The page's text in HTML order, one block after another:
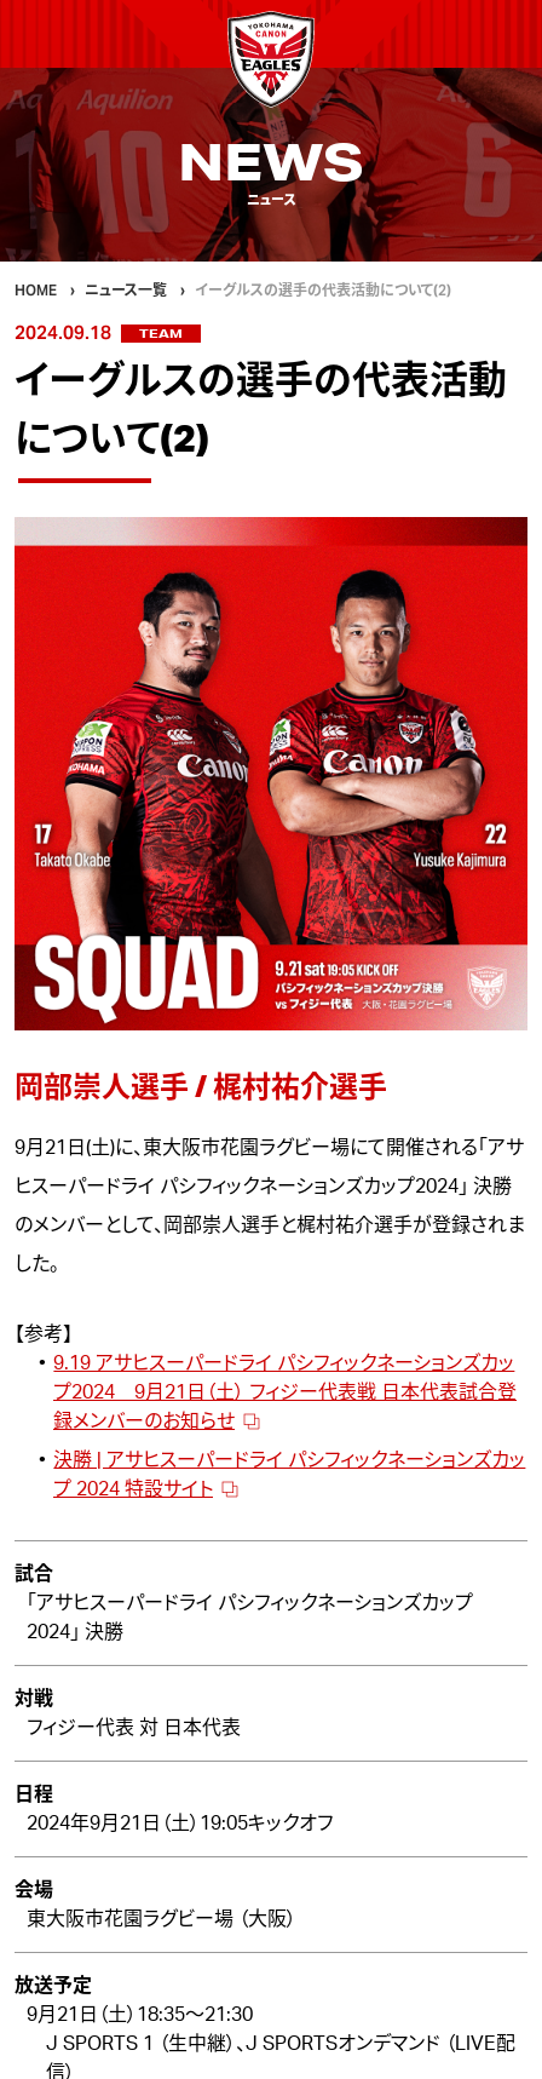
NEWS
ニュース
HOME ニュース一覧 イーグルスの選手の代表活動について(2)
2024.09.18 TEAM
イーグルスの選手の代表活動
について(2)
岡部崇人選手 / 梶村祐介選手
9月21日(土)に、東大阪市花園ラグビー場にて開催される「アサ
ヒスーパードライ パシフィックネーションズカップ2024」 決勝
のメンバーとして、岡部崇人選手と梶村祐介選手が登録されま
した。
【参考】
9.19 アサヒスーパードライ パシフィックネーションズカッ
プ2024 9月21日（土） フィジー代表戦 日本代表試合登
録メンバーのお知らせ
決勝 | アサヒスーパードライ パシフィックネーションズカッ
プ 2024 特設サイト
試合
「アサヒスーパードライ パシフィックネーションズカップ
2024」 決勝
対戦
フィジー代表 対 日本代表
日程
2024年9月21日（土）19:05キックオフ
会場
東大阪市花園ラグビー場 （大阪）
放送予定
9月21日（土）18:35～21:30
J SPORTS 1 （生中継）、J SPORTSオンデマンド （LIVE配
信）